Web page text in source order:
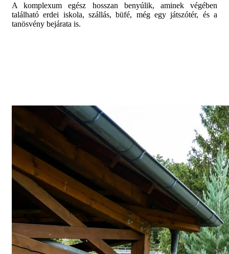
A komplexum egész hosszan benyúlik, aminek végében
található erdei iskola, szállás, büfé, még egy játszótér, és a
tanösvény bejárata is.